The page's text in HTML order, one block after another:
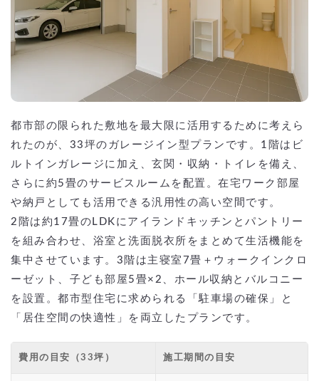
都市部の限られた敷地を最大限に活用するために考えら
れたのが、33坪のガレージイン型プランです。1階はビ
ルトインガレージに加え、玄関・収納・トイレを備え、
さらに約5畳のサービスルームを配置。在宅ワーク部屋
や納戸としても活用できる汎用性の高い空間です。
2階は約17畳のLDKにアイランドキッチンとパントリー
を組み合わせ、浴室と洗面脱衣所をまとめて生活機能を
集中させています。3階は主寝室7畳＋ウォークインクロ
ーゼット、子ども部屋5畳×2、ホール収納とバルコニー
を設置。都市型住宅に求められる「駐車場の確保」と
「居住空間の快適性」を両立したプランです。
費用の目安（33坪） 施工期間の目安